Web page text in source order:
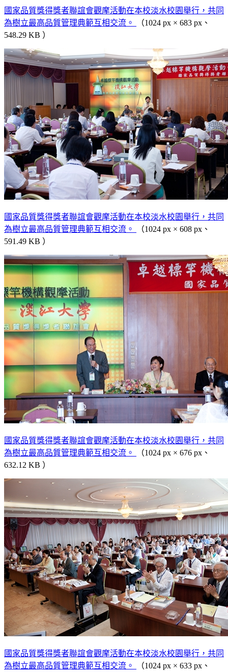
國家品質獎得獎者聯誼會觀摩活動在本校淡水校園舉行，共同
為樹立最高品質管理典範互相交流。
（1024 px × 683 px、
548.29 KB ）
國家品質獎得獎者聯誼會觀摩活動在本校淡水校園舉行，共同
為樹立最高品質管理典範互相交流。
（1024 px × 608 px、
591.49 KB ）
國家品質獎得獎者聯誼會觀摩活動在本校淡水校園舉行，共同
為樹立最高品質管理典範互相交流。
（1024 px × 676 px、
632.12 KB ）
國家品質獎得獎者聯誼會觀摩活動在本校淡水校園舉行，共同
為樹立最高品質管理典範互相交流。
（1024 px × 633 px、